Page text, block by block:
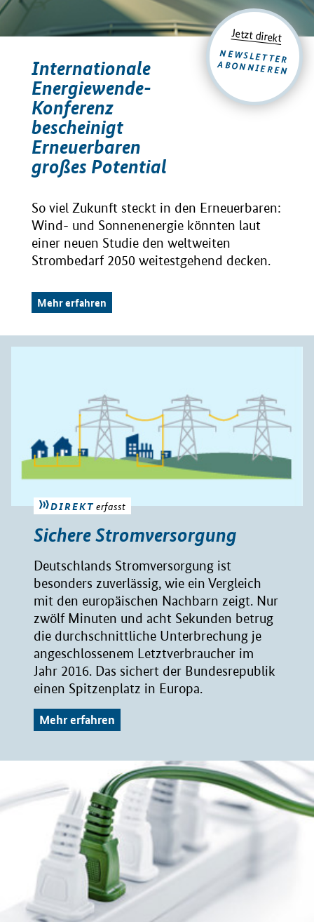
Internationale
Energiewende-
Konferenz
bescheinigt
Erneuerbaren
großes Potential
So viel Zukunft steckt in den Erneuerbaren:
Wind- und Sonnenenergie könnten laut
einer neuen Studie den weltweiten
Strombedarf 2050 weitestgehend decken.
Mehr erfahren
Jetzt direkt
NEWSLETTER
ABONNIEREN
DIREKT erfasst
Sichere Stromversorgung
Deutschlands Stromversorgung ist
besonders zuverlässig, wie ein Vergleich
mit den europäischen Nachbarn zeigt. Nur
zwölf Minuten und acht Sekunden betrug
die durchschnittliche Unterbrechung je
angeschlossenem Letztverbraucher im
Jahr 2016. Das sichert der Bundesrepublik
einen Spitzenplatz in Europa.
Mehr erfahren